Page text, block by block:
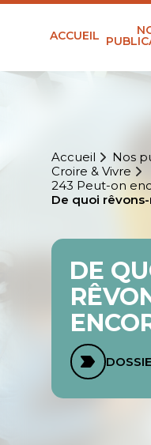
ACCUEIL
Accueil
Nos
Croire & Vivre
243 Peut-on
De quoi
DE